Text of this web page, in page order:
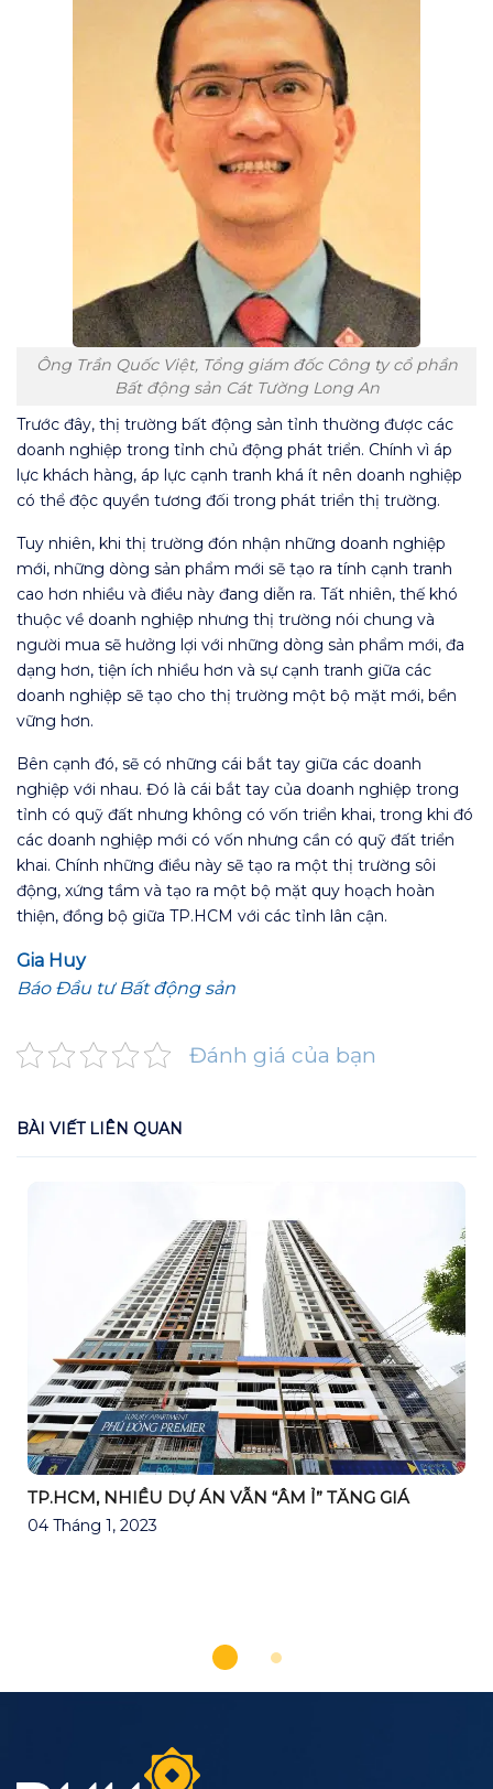
Ông Trần Quốc Việt, Tổng giám đốc Công ty cổ phần
Bất động sản Cát Tường Long An
Trước đây, thị trường bất động sản tỉnh thường được các
doanh nghiệp trong tỉnh chủ động phát triển. Chính vì áp
lực khách hàng, áp lực cạnh tranh khá ít nên doanh nghiệp
có thể độc quyền tương đối trong phát triển thị trường.
Tuy nhiên, khi thị trường đón nhận những doanh nghiệp
mới, những dòng sản phẩm mới sẽ tạo ra tính cạnh tranh
cao hơn nhiều và điều này đang diễn ra. Tất nhiên, thế khó
thuộc về doanh nghiệp nhưng thị trường nói chung và
người mua sẽ hưởng lợi với những dòng sản phẩm mới, đa
dạng hơn, tiện ích nhiều hơn và sự cạnh tranh giữa các
doanh nghiệp sẽ tạo cho thị trường một bộ mặt mới, bền
vững hơn.
Bên cạnh đó, sẽ có những cái bắt tay giữa các doanh
nghiệp với nhau. Đó là cái bắt tay của doanh nghiệp trong
tỉnh có quỹ đất nhưng không có vốn triển khai, trong khi đó
các doanh nghiệp mới có vốn nhưng cần có quỹ đất triển
khai. Chính những điều này sẽ tạo ra một thị trường sôi
động, xứng tầm và tạo ra một bộ mặt quy hoạch hoàn
thiện, đồng bộ giữa TP.HCM với các tỉnh lân cận.
Gia Huy
Báo Đầu tư Bất động sản
Đánh giá của bạn
BÀI VIẾT LIÊN QUAN
TP.HCM, NHIỀU DỰ ÁN VẪN “ÂM Ỉ” TĂNG GIÁ
04 Tháng 1, 2023